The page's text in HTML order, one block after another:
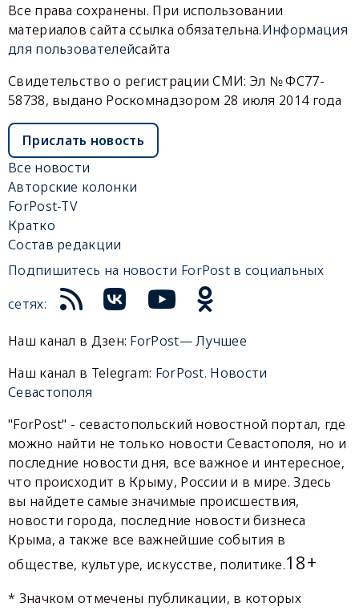
Все права сохранены. При использовании
материалов сайта ссылка обязательна.Информация
для пользователейсайта
Свидетельство о регистрации СМИ: Эл № ФС77-
58738, выдано Роскомнадзором 28 июля 2014 года
Прислать новость
Все новости
Авторские колонки
ForPost-TV
Кратко
Состав редакции
Подпишитесь на новости ForPost в социальных
сетях:
Наш канал в Дзен: ForPost— Лучшее
Наш канал в Telegram: ForPost. Новости
Севастополя
"ForPost" - севастопольский новостной портал, где
можно найти не только новости Севастополя, но и
последние новости дня, все важное и интересное,
что происходит в Крыму, России и в мире. Здесь
вы найдете самые значимые происшествия,
новости города, последние новости бизнеса
Крыма, а также все важнейшие события в
обществе, культуре, искусстве, политике.18+
* Значком отмечены публикации, в которых